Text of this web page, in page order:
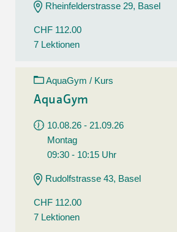
Rheinfelderstrasse 29, Basel
CHF 112.00
7 Lektionen
AquaGym / Kurs
AquaGym
10.08.26 - 21.09.26
Montag
09:30 - 10:15 Uhr
Rudolfstrasse 43, Basel
CHF 112.00
7 Lektionen